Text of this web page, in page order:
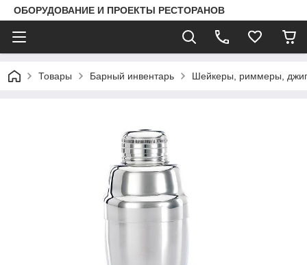
ОБОРУДОВАНИЕ И ПРОЕКТЫ РЕСТОРАНОВ
Товары Барный инвентарь Шейкеры, риммеры,